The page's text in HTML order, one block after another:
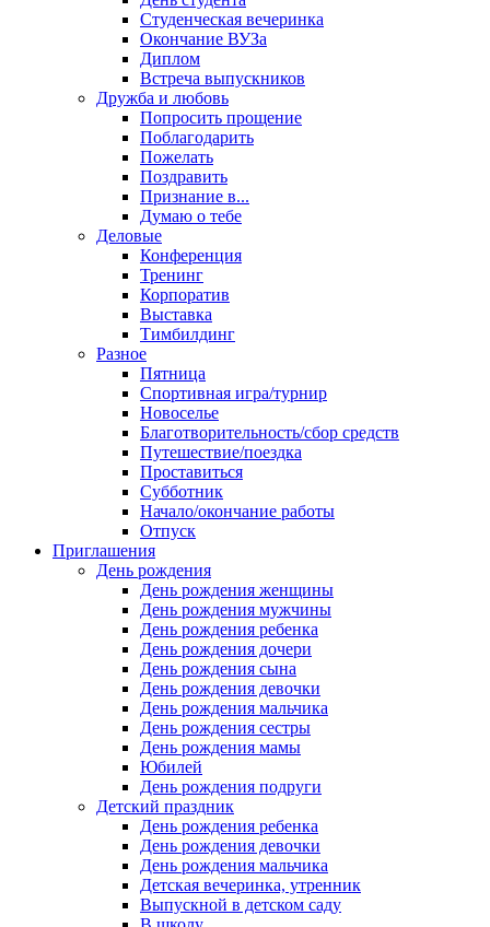
Студенческая вечеринка
Окончание ВУЗа
Диплом
Встреча выпускников
Дружба и любовь
Попросить прощение
Поблагодарить
Пожелать
Поздравить
Признание в...
Думаю о тебе
Деловые
Конференция
Тренинг
Корпоратив
Выставка
Тимбилдинг
Разное
Пятница
Спортивная игра/турнир
Новоселье
Благотворительность/сбор средств
Путешествие/поездка
Проставиться
Субботник
Начало/окончание работы
Отпуск
Приглашения
День рождения
День рождения женщины
День рождения мужчины
День рождения ребенка
День рождения дочери
День рождения сына
День рождения девочки
День рождения мальчика
День рождения сестры
День рождения мамы
Юбилей
День рождения подруги
Детский праздник
День рождения ребенка
День рождения девочки
День рождения мальчика
Детская вечеринка, утренник
Выпускной в детском саду